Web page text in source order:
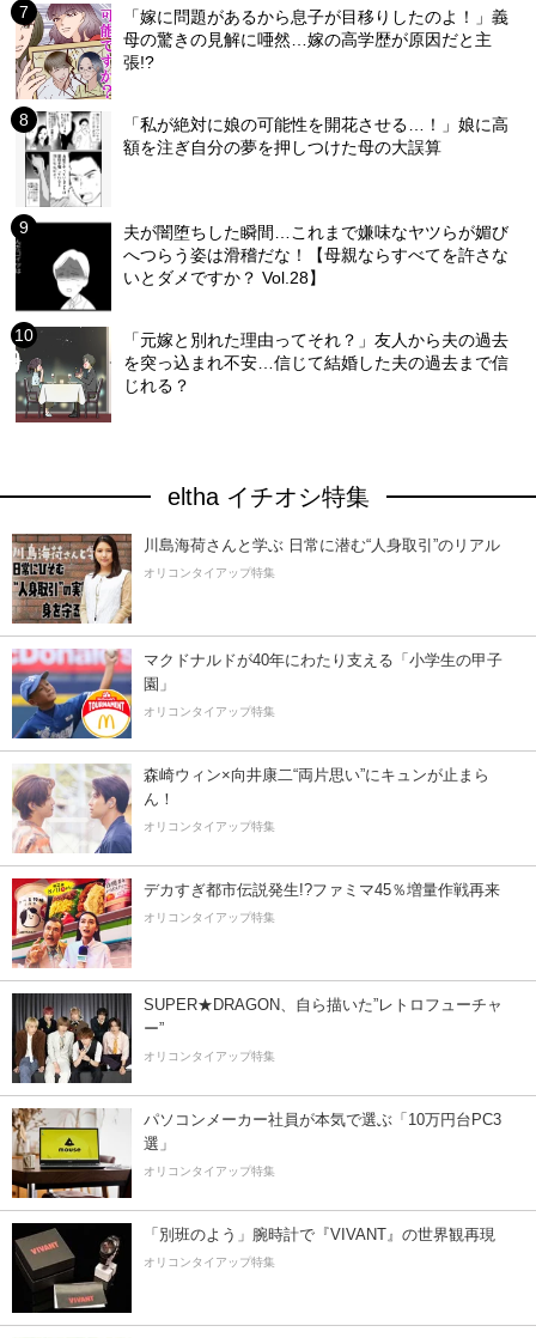
「嫁に問題があるから息子が目移りしたのよ！」義
母の驚きの見解に唖然…嫁の高学歴が原因だと主
張!?
「私が絶対に娘の可能性を開花させる…！」娘に高
額を注ぎ自分の夢を押しつけた母の大誤算
夫が闇堕ちした瞬間…これまで嫌味なヤツらが媚び
へつらう姿は滑稽だな！【母親ならすべてを許さな
いとダメですか？ Vol.28】
「元嫁と別れた理由ってそれ？」友人から夫の過去
を突っ込まれ不安…信じて結婚した夫の過去まで信
じれる？
eltha イチオシ特集
川島海荷さんと学ぶ 日常に潜む“人身取引”のリアル
オリコンタイアップ特集
マクドナルドが40年にわたり支える「小学生の甲子
園」
オリコンタイアップ特集
森崎ウィン×向井康二“両片思い”にキュンが止まら
ん！
オリコンタイアップ特集
デカすぎ都市伝説発生!?ファミマ45％増量作戦再来
オリコンタイアップ特集
SUPER★DRAGON、自ら描いた”レトロフューチャ
ー”
オリコンタイアップ特集
パソコンメーカー社員が本気で選ぶ「10万円台PC3
選」
オリコンタイアップ特集
「別班のよう」腕時計で『VIVANT』の世界観再現
オリコンタイアップ特集